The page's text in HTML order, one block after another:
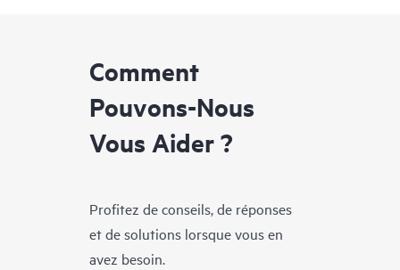
Comment
Pouvons-Nous
Vous Aider ?
Profitez de conseils, de réponses
et de solutions lorsque vous en
avez besoin.